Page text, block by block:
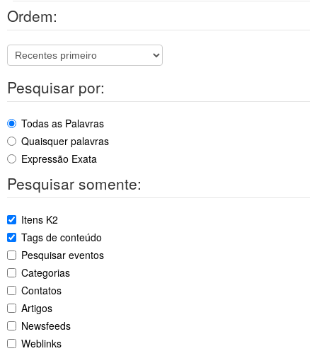
Ordem:
Pesquisar por:
Todas as Palavras
Quaisquer palavras
Expressão Exata
Pesquisar somente:
Itens K2
Tags de conteúdo
Pesquisar eventos
Categorias
Contatos
Artigos
Newsfeeds
Weblinks